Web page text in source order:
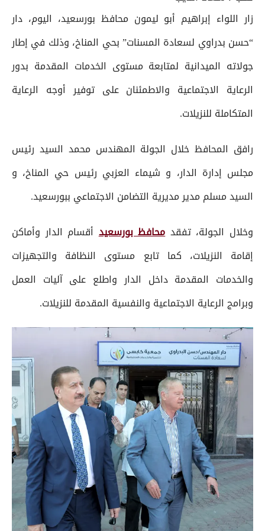
زار اللواء إبراهيم أبو ليمون محافظ بورسعيد، اليوم، دار
“حسن بدراوي لسعادة المسنات” بحي المناخ، وذلك في إطار
جولاته الميدانية لمتابعة مستوى الخدمات المقدمة بدور
الرعاية الاجتماعية والاطمئنان على توفير أوجه الرعاية
المتكاملة للنزيلات.
رافق المحافظ خلال الجولة المهندس محمد السيد رئيس
مجلس إدارة الدار، و شيماء العزبي رئيس حي المناخ، و
السيد مسلم مدير مديرية التضامن الاجتماعي ببورسعيد.
وخلال الجولة، تفقدمحافظ بورسعيدأقسام الدار وأماكن
إقامة النزيلات، كما تابع مستوى النظافة والتجهيزات
والخدمات المقدمة داخل الدار واطلع على آليات العمل
وبرامج الرعاية الاجتماعية والنفسية المقدمة للنزيلات.